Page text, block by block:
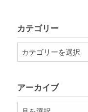
カテゴリー
テ
ー
アーカイブ
ア